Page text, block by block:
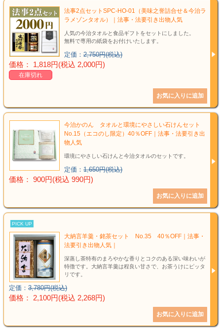
法事2点セットSPC-HO-01（美味之誉詰合せ＆今治ラ
ラメゾンタオル）｜法事・法要引き出物人気
人気の今治タオルと食品ギフトをセットにしました。
無料で専用の紙袋をお付けいたします。
定価： 2,750円(税込)
価格： 1,818円(税込 2,000円)
在庫切れ
今治かのん タオルと環境にやさしい石けんセット
No.15（エコのし限定）40％OFF｜法事・法要引き出
物人気
環境にやさしい石けんと今治タオルのセットです。
定価： 1,650円(税込)
価格： 900円(税込 990円)
PICK UP
大納言羊羹・銘茶セット No.35 40％OFF｜法事・
法要引き出物人気｜
深蒸し茶特有のまろやかな香りとコクのある深い味わいが
特徴です。大納言羊羹は程良い甘さで、お茶うけにピッタ
リです。
定価： 3,780円(税込)
価格： 2,100円(税込 2,268円)